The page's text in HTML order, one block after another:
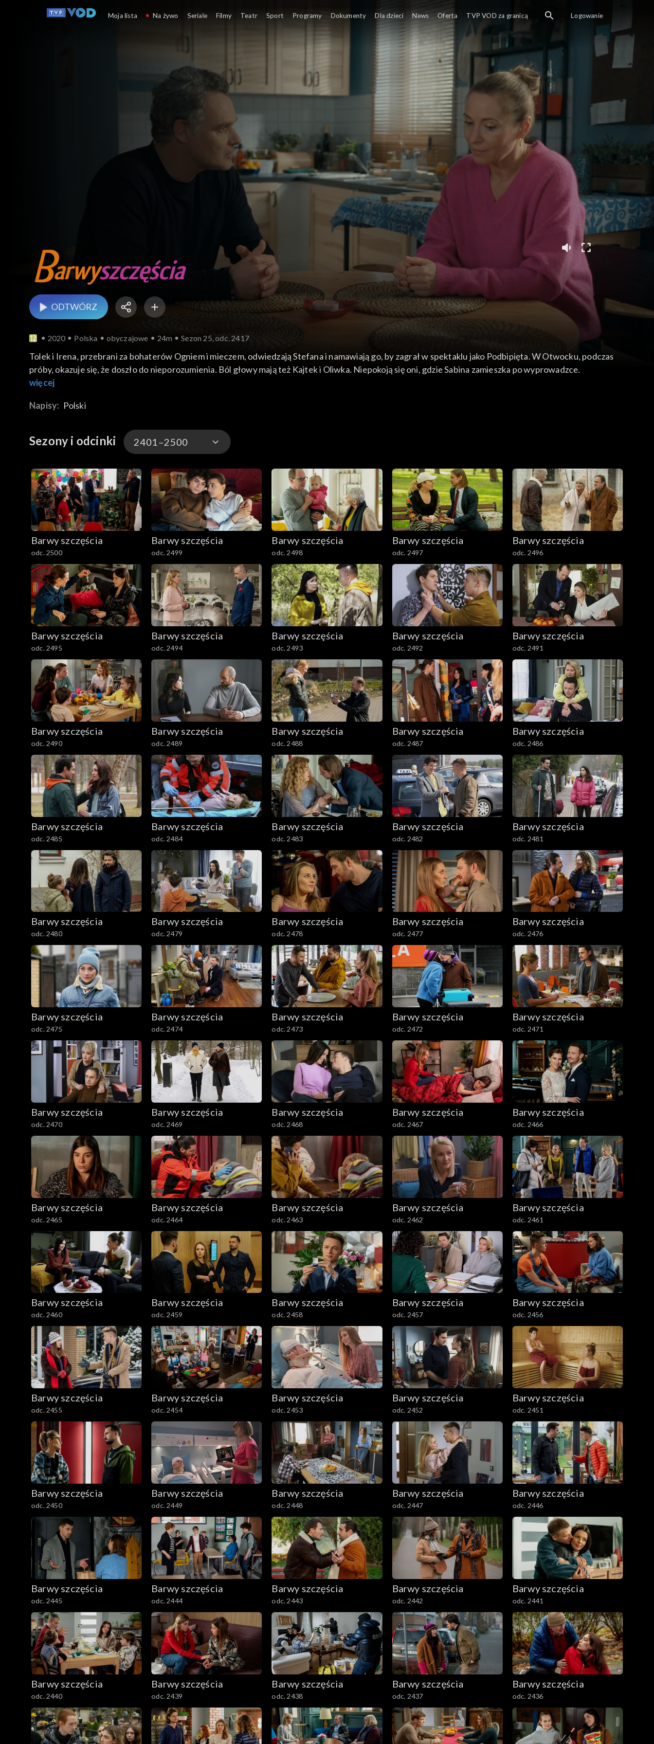
ODTWÓRZ
2020 Polska obyczajowe 24m Sezon 25, odc. 2417
Tolek i Irena, przebrani za bohaterów Ogniem i mieczem, odwiedzają Stefana i namawiają go, by zagrał w spektaklu jako Podbipięta. W Otwocku, podczas
próby, okazuje się, że doszło do nieporozumienia. Ból głowy mają też Kajtek i Oliwka. Niepokoją się oni, gdzie Sabina zamieszka po wyprowadzce.
więcej
Napisy: Polski
Sezony i odcinki 2401–2500
3301-3400
3201-3300
3101-3200
3001-3100
2901-3000
2801–2900
2701–2800
2601–2700
2501–2600
2401–2500
2301–2400
2201–2300
2101–2200
2001–2100
1901–2000
1801–1900
1701–1800
1601–1700
1501–1600
1401–1500
1301–1400
1201–1300
1101–1200
1001–1100
901–1000
801–900
782–800
Barwy szczęścia
odc. 2500
Barwy szczęścia
odc. 2499
Barwy szczęścia
odc. 2498
Barwy szczęścia
odc. 2497
Barwy szczęścia
odc. 2496
Barwy szczęścia
odc. 2495
Barwy szczęścia
odc. 2494
Barwy szczęścia
odc. 2493
Barwy szczęścia
odc. 2492
Barwy szczęścia
odc. 2491
Barwy szczęścia
odc. 2490
Barwy szczęścia
odc. 2489
Barwy szczęścia
odc. 2488
Barwy szczęścia
odc. 2487
Barwy szczęścia
odc. 2486
Barwy szczęścia
odc. 2485
Barwy szczęścia
odc. 2484
Barwy szczęścia
odc. 2483
Barwy szczęścia
odc. 2482
Barwy szczęścia
odc. 2481
Barwy szczęścia
odc. 2480
Barwy szczęścia
odc. 2479
Barwy szczęścia
odc. 2478
Barwy szczęścia
odc. 2477
Barwy szczęścia
odc. 2476
Barwy szczęścia
odc. 2475
Barwy szczęścia
odc. 2474
Barwy szczęścia
odc. 2473
Barwy szczęścia
odc. 2472
Barwy szczęścia
odc. 2471
Barwy szczęścia
odc. 2470
Barwy szczęścia
odc. 2469
Barwy szczęścia
odc. 2468
Barwy szczęścia
odc. 2467
Barwy szczęścia
odc. 2466
Barwy szczęścia
odc. 2465
Barwy szczęścia
odc. 2464
Barwy szczęścia
odc. 2463
Barwy szczęścia
odc. 2462
Barwy szczęścia
odc. 2461
Barwy szczęścia
odc. 2460
Barwy szczęścia
odc. 2459
Barwy szczęścia
odc. 2458
Barwy szczęścia
odc. 2457
Barwy szczęścia
odc. 2456
Barwy szczęścia
odc. 2455
Barwy szczęścia
odc. 2454
Barwy szczęścia
odc. 2453
Barwy szczęścia
odc. 2452
Barwy szczęścia
odc. 2451
Barwy szczęścia
odc. 2450
Barwy szczęścia
odc. 2449
Barwy szczęścia
odc. 2448
Barwy szczęścia
odc. 2447
Barwy szczęścia
odc. 2446
Barwy szczęścia
odc. 2445
Barwy szczęścia
odc. 2444
Barwy szczęścia
odc. 2443
Barwy szczęścia
odc. 2442
Barwy szczęścia
odc. 2441
Barwy szczęścia
odc. 2440
Barwy szczęścia
odc. 2439
Barwy szczęścia
odc. 2438
Barwy szczęścia
odc. 2437
Barwy szczęścia
odc. 2436
Moja lista Na żywo Seriale Filmy Teatr Sport Programy Dokumenty Dla dzieci News Oferta TVP VOD za granicą Logowanie